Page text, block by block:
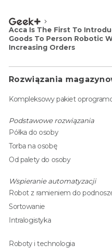
Acca Is The First To
Goods To Person Robotic
Increasing Orders
Rozwiązania
Kompleksowy pakiet
Podstawowe rozwiązania
Półka do osoby
Torba na osobę
Od palety do osoby
Wspieranie automatyzacji
Robot z ramieniem do
Sortowanie
Intralogistyka
Roboty i technologia